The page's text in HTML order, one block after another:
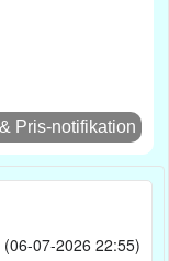
Pris-notifikation
07-2026 22:55)